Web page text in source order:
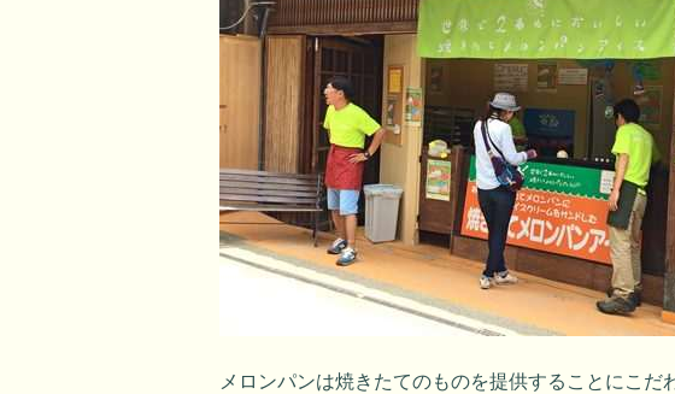
メロンパンは焼きたてのものを提供することにこ